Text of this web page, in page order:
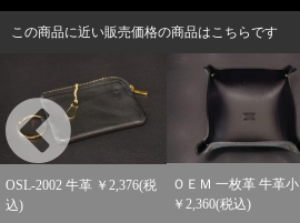
この商品に近い販売価格の商品はこちらです
OSL-2002 牛革 ￥2,376(税
込)
ＯＥＭ 一枚革 牛革小
￥2,360(税込)